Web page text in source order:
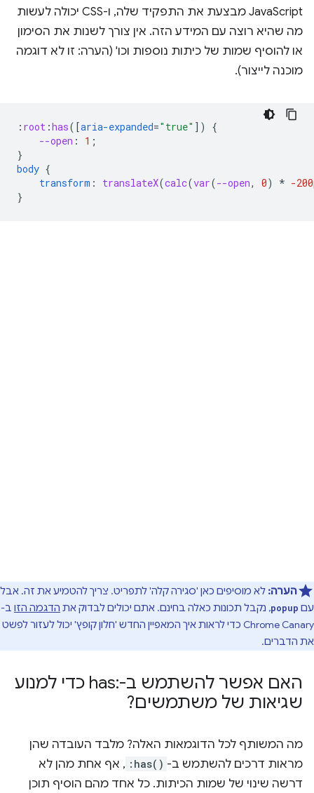
JavaScript מבצעת את התפקיד שלה, ו-CSS יכולה לעשות
מה שהיא רוצה עם המידע הזה. אין צורך לשנות את הסימון
או להוסיף שמות של כיתות נוספות וכו' (הערה: זו לא דוגמה
מוכנה לייצור).
: root :has([aria-expanded="true" ])
{
--open : 1 ;
}
body {
transform : translateX(calc(var(--open, 0) * -200
}
הערה: לא מוסיפים כאן 'סגירה קלה' לתפריט. צריך להטמיע את זה. אבל
עם popup, נקבל תכונות כאלה בחינם. אתם יכולים לבדוק את הדגמה הזו ב-
Chrome Canary כדי לראות איך המאפיין החדש 'חלון קופץ' יכול לעזור לפשט
את הדברים.
האם אפשר להשתמש ב-:has כדי למנוע
שגיאות של משתמשים?
מה המשותף לכל הדוגמאות האלה? מלבד העובדה שהן
מראות דרכים להשתמש ב- :has() , אף אחת מהן לא
דרשה שינוי של שמות הכיתות. כל אחד מהם הוסיף תוכן